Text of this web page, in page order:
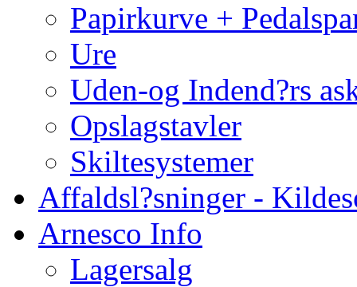
Papirkurve +
Ure
Uden-og Indend?rs
Opslagstavler
Skiltesystemer
Affaldsl?sninger -
Arnesco Info
Lagersalg